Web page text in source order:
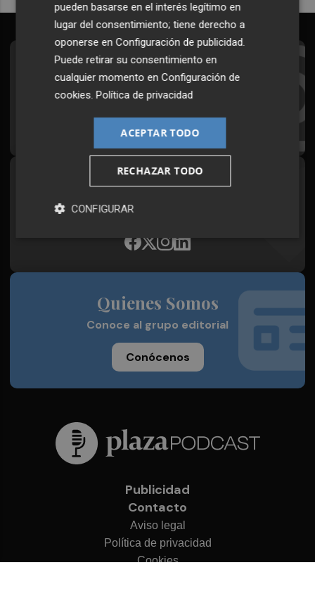
Suscríbete al Boletín
Todos los días a primera hora en tu email
Síguenos en redes
Plaza Podcast, desde cualquier medio
Quienes Somos
Conoce al grupo editorial
Conócenos
Publicidad
Contacto
Aviso legal
Política de privacidad
Cookies
pueden basarse en el interés legítimo en
lugar del consentimiento; tiene derecho a
oponerse enConfiguración de publicidad.
Puede retirar su consentimiento en
cualquier momento enConfiguración de
cookies.Política de privacidad
ACEPTAR TODO
RECHAZAR TODO
CONFIGURAR